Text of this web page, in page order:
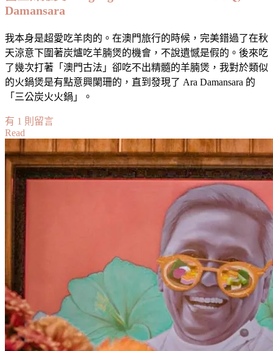
Damansara
我本身是超愛吃羊肉的。在澳門旅行的時候，完美錯過了在秋
天涼意下圍著炭爐吃羊腩煲的機會，不說遺憾是假的。後來吃
了幾次打著「澳門古法」卻吃不出精髓的羊腩煲，我對於類似
的火鍋煲是有點意興闌珊的，直到發現了 Ara Damansara 的
「三公炭火火鍋」。
在
〈【雪
隆】
三
公
炭
：
古
法
羊
腩
煲
有 1 則留言
Read